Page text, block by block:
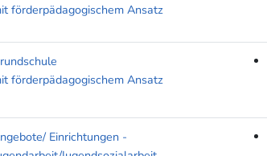
förderpädagogischem Ansatz
förderpädagogischem Ansatz
Einrichtungen -